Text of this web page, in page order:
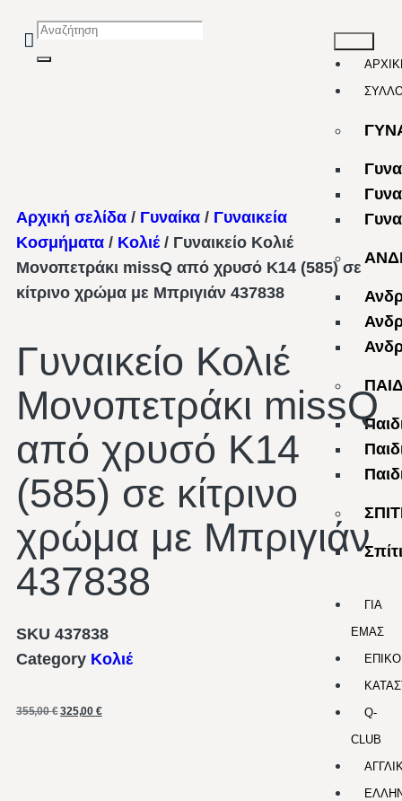
ΓΙΑ
ΕΜΑΣ
Q-
CLUB
Αρχική σελίδα / Γυναίκα / Γυναικεία
Κοσμήματα / Κολιέ / Γυναικείο Κολιέ
Μονοπετράκι missQ από χρυσό Κ14 (585) σε
κίτρινο χρώμα με Μπριγιάν 437838
Γυναικείο Κολιέ
Μονοπετράκι missQ
από χρυσό Κ14
(585) σε κίτρινο
χρώμα με Μπριγιάν
437838
SKU 437838
Category Κολιέ
355,00€ 325,00 €